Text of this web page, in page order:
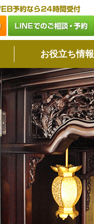
お役立ち情報